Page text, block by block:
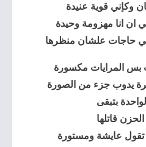
وكإني قوية عنيدة
انا مهزومة وحيدة
حاجات علشان منظرها
بس المرايات مكسورة
يدوب جزء من الصورة
بتبقى
قاتلها
تقول عايشة ومستورة